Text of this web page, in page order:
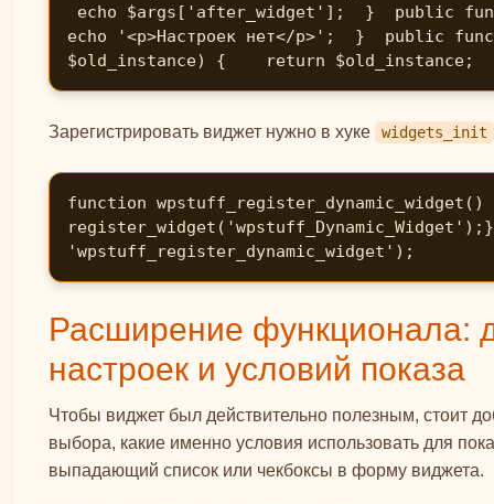
echo $args['after_widget'];  }  public
echo '<p>Настроек нет</p>';  }  public
$old_instance) {    return $old_instance;
Зарегистрировать виджет нужно в хуке widgets_init
function
'wpstuff_register_dynamic_widget');
Расширение функционала:
настроек и условий показа
Чтобы виджет был действительно полезным, стоит
выбора, какие именно условия использовать для
выпадающий список или чекбоксы в форму виджета.